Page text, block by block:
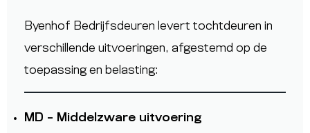
Byenhof Bedrijfsdeuren levert tochtdeuren in
verschillende uitvoeringen, afgestemd op de
toepassing en belasting:
MD – Middelzware uitvoering